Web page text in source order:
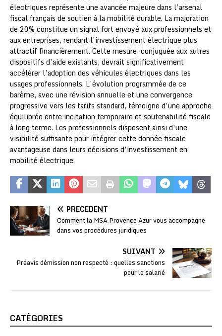
électriques représente une avancée majeure dans l’arsenal
fiscal français de soutien à la mobilité durable. La majoration
de 20% constitue un signal fort envoyé aux professionnels et
aux entreprises, rendant l’investissement électrique plus
attractif financièrement. Cette mesure, conjuguée aux autres
dispositifs d’aide existants, devrait significativement
accélérer l’adoption des véhicules électriques dans les
usages professionnels. L’évolution programmée de ce
barème, avec une révision annuelle et une convergence
progressive vers les tarifs standard, témoigne d’une approche
équilibrée entre incitation temporaire et soutenabilité fiscale
à long terme. Les professionnels disposent ainsi d’une
visibilité suffisante pour intégrer cette donnée fiscale
avantageuse dans leurs décisions d’investissement en
mobilité électrique.
PRÉCÉDENT
Comment la MSA Provence Azur vous accompagne
dans vos procédures juridiques
SUIVANT
Préavis démission non respecté : quelles sanctions
pour le salarié
CATÉGORIES